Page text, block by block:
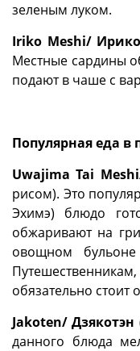
зеленым луком.
Iriko Meshi/
Местные сардины
подают в чаше с
Популярная еда в
Uwajima Tai
рисом). Это
Эхимэ) блюдо
обжаривают на
овощном
обязательно стоит
Jakoten/ Дзякотэн
данного блюда